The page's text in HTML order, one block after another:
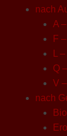
nach
A
F
L
Q
V
nach